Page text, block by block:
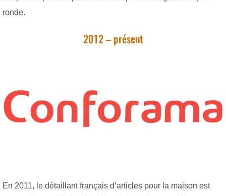
ronde.
2012 – présent
En 2011, le détaillant français d’articles pour la maison est